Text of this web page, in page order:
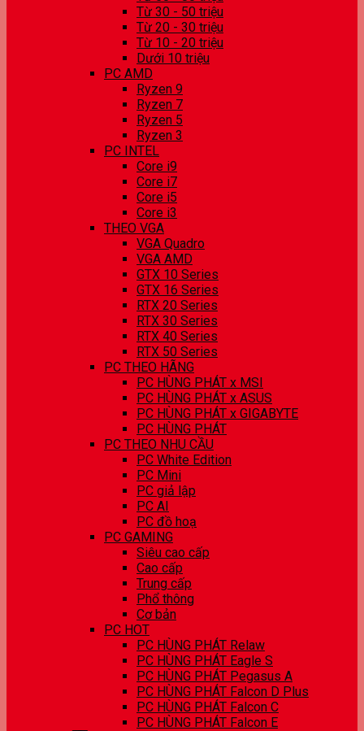
Từ 30 - 50 triệu
Từ 20 - 30 triệu
Từ 10 - 20 triệu
Dưới 10 triệu
PC AMD
Ryzen 9
Ryzen 7
Ryzen 5
Ryzen 3
PC INTEL
Core i9
Core i7
Core i5
Core i3
THEO VGA
VGA Quadro
VGA AMD
GTX 10 Series
GTX 16 Series
RTX 20 Series
RTX 30 Series
RTX 40 Series
RTX 50 Series
PC THEO HÃNG
PC HÙNG PHÁT x MSI
PC HÙNG PHÁT x ASUS
PC HÙNG PHÁT x GIGABYTE
PC HÙNG PHÁT
PC THEO NHU CẦU
PC White Edition
PC Mini
PC giả lập
PC AI
PC đồ hoạ
PC GAMING
Siêu cao cấp
Cao cấp
Trung cấp
Phổ thông
Cơ bản
PC HOT
PC HÙNG PHÁT Relaw
PC HÙNG PHÁT Eagle S
PC HÙNG PHÁT Pegasus A
PC HÙNG PHÁT Falcon D Plus
PC HÙNG PHÁT Falcon C
PC HÙNG PHÁT Falcon E